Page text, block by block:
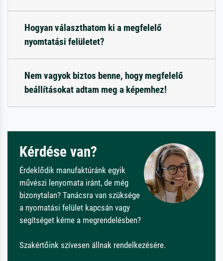
Hogyan választhatom ki a megfelelő
nyomtatási felületet?
Nem vagyok biztos benne, hogy megfelelő
beállításokat adtam meg a képemhez!
Kérdése van?
Érdeklődik manufaktúránk egyik
művészi lenyomata iránt, de még
bizonytalan? Tanácsra van szüksége
a nyomatási felület kapcsán vagy
segítséget kérne a megrendelésben?
Szakértőink szívesen állnak rendelkezésére.